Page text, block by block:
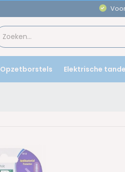
Opzetborstels Elektrische